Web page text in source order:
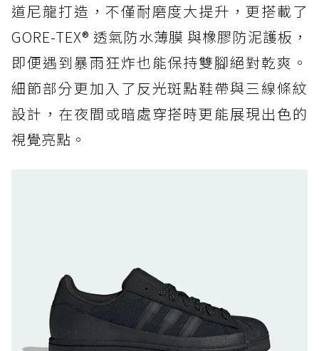
防水鞋推薦 6. HOKA Stinson Evo GTX：越野
復刻厚底，GORE-TEX 防水與增高神器一次滿
防水鞋推薦 7. Timberland Motion Access：
黃靴同級頂級防水，輕量化工裝健走鞋雨天必備
防水鞋推薦 7. Timberland Motion Access：
黃靴同級頂級防水，輕量化工裝健走鞋雨天必備
防水鞋推薦 10. PUMA Voyage NITRO™ 4
GORE-TEX：氮氣中底注入，回彈與防滑兼具的
全天候越野跑鞋
道尼龍打造，不僅耐磨度大提升，更搭載了
GORE-TEX® 透氣防水薄膜 與橡膠防泥護板，
即便遇到暴雨狂炸也能保持雙腳絕對乾爽。
細節部分更加入了反光斑點鞋帶與三線條紋
設計，在夜間或暗處穿搭時更能展現出色的
視覺亮點。